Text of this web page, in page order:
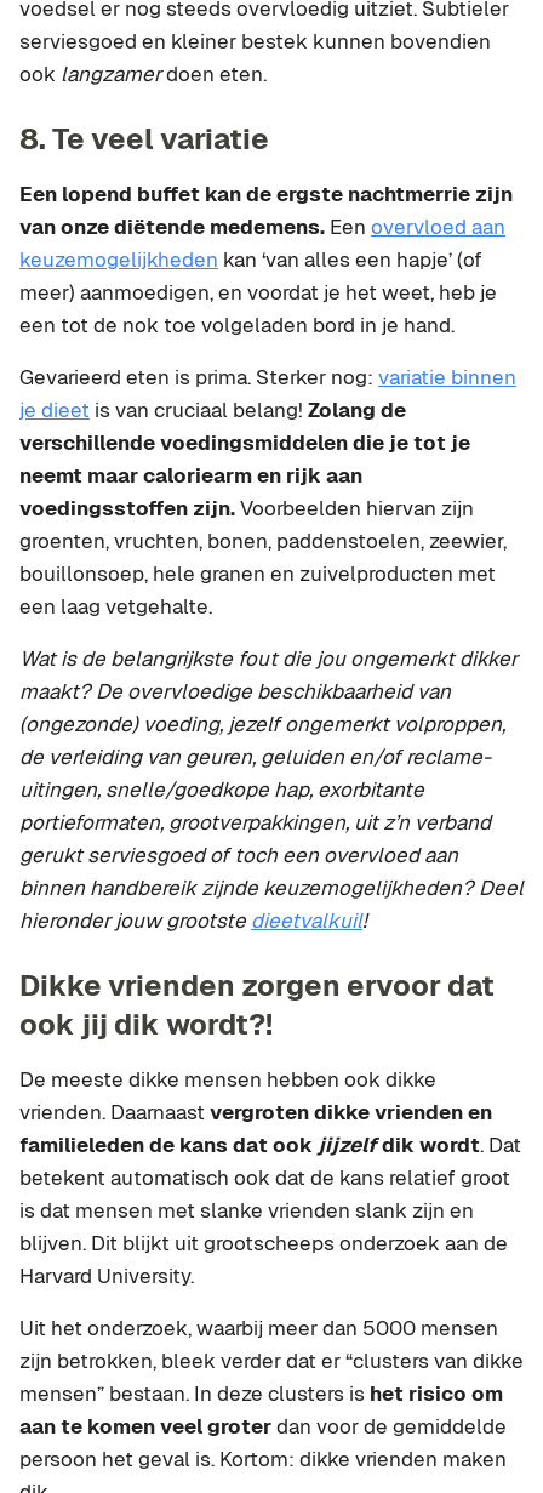
voedsel er nog steeds overvloedig uitziet. Subtieler
serviesgoed en kleiner bestek kunnen bovendien
ook langzamerdoen eten.
8. Te veel variatie
Een lopend buffet kan de ergste nachtmerrie zijn
van onze diëtende medemens. Een overvloed aan
keuzemogelijkheden kan ‘van alles een hapje’ (of
meer) aanmoedigen, en voordat je het weet, heb je
een tot de nok toe volgeladen bord in je hand.
Gevarieerd eten is prima. Sterker nog: variatie binnen
je dieet is van cruciaal belang! Zolang de
verschillende voedingsmiddelen die je tot je
neemt maar caloriearm en rijk aan
voedingsstoffen zijn.Voorbeelden hiervan zijn
groenten, vruchten, bonen, paddenstoelen, zeewier,
bouillonsoep, hele granen en zuivelproducten met
een laag vetgehalte.
Wat is de belangrijkste fout die jou ongemerkt dikker
maakt? De overvloedige beschikbaarheid van
(ongezonde) voeding, jezelf ongemerkt volproppen,
de verleiding van geuren, geluiden en/of reclame-
uitingen, snelle/goedkope hap, exorbitante
portieformaten, grootverpakkingen, uit z’n verband
gerukt serviesgoed of toch een overvloed aan
binnen handbereik zijnde keuzemogelijkheden? Deel
hieronder jouw grootste dieetvalkuil!
Dikke vrienden zorgen ervoor dat
ook jij dik wordt?!
De meeste dikke mensen hebben ook dikke
vrienden. Daarnaast vergroten dikke vrienden en
familieleden de kans dat ook jijzelfdik wordt. Dat
betekent automatisch ook dat de kans relatief groot
is dat mensen met slanke vrienden slank zijn en
blijven. Dit blijkt uit grootscheeps onderzoek aan de
Harvard University.
Uit het onderzoek, waarbij meer dan 5000 mensen
zijn betrokken, bleek verder dat er “clusters van dikke
mensen” bestaan. In deze clusters is het risico om
aan te komen veel groterdan voor de gemiddelde
persoon het geval is. Kortom: dikke vrienden maken